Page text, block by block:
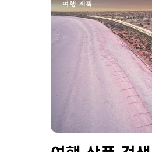
여행 계획